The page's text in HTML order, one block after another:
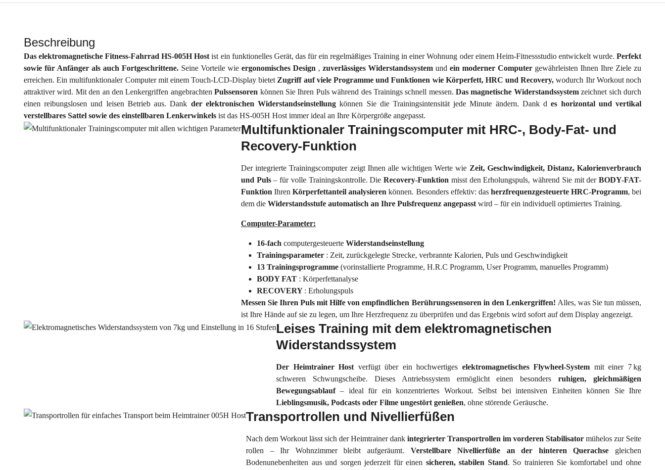
Beschreibung
Das elektromagnetische Fitness-FahrradHS-005H Hostist ein funktionelles Gerät, das für ein regelmäßiges Training in einer Wohnung oder einem Heim-Fitnessstudio entwickelt wurde.Perfekt
sowie für Anfänger als auch Fortgeschrittene. Seine Vorteile wie ergonomisches Design , zuverlässiges Widerstandssystem und ein moderner Computer gewährleisten Ihnen Ihre Ziele zu
erreichen. Ein multifunktionaler Computer mit einem Touch-LCD-Display bietet Zugriff auf viele Programme und Funktionen wie Körperfett, HRC und Recovery,wodurch Ihr Workout noch
attraktiver wird. Mit den an den Lenkergriffen angebrachtenPulssensoren können Sie Ihren Puls während des Trainings schnell messen.Dasmagnetische Widerstandssystemzeichnet sich durch
einen reibungslosen und leisen Betrieb aus. Dank der elektronischenWiderstandseinstellungkönnen Sie die Trainingsintensität jede Minute ändern. Dank des horizontal und vertikal
verstellbares Sattel sowie des einstellbaren Lenkerwinkels ist das HS-005H Host immer ideal an Ihre Körpergröße angepasst.
Multifunktionaler Trainingscomputer mit HRC-, Body-Fat- und
Recovery-Funktion
Der integrierte Trainingscomputer zeigt Ihnen alle wichtigen Werte wie Zeit, Geschwindigkeit, Distanz, Kalorienverbrauch
und Puls– für volle Trainingskontrolle. DieRecovery-Funktion misst den Erholungspuls, während Sie mit derBODY-FAT-
Funktion IhrenKörperfettanteil analysieren können. Besonders effektiv: das herzfrequenzgesteuerte HRC-Programm, bei
dem die Widerstandsstufe automatisch an Ihre Pulsfrequenz angepasst wird – für ein individuell optimiertes Training.
Computer-Parameter:
16-fach computergesteuerte Widerstandseinstellung
Trainingsparameter : Zeit, zurückgelegte Strecke, verbrannte Kalorien, Puls und Geschwindigkeit
13 Trainingsprogramme (vorinstallierte Programme, H.R.C Programm, User Programm, manuelles Programm)
BODY FAT : Körperfettanalyse
RECOVERY : Erholungspuls
Messen Sie Ihren Puls mit Hilfe von empfindlichen Berührungssensoren in den Lenkergriffen! Alles, was Sie tun müssen,
ist Ihre Hände auf sie zu legen, um Ihre Herzfrequenz zu überprüfen und das Ergebnis wird sofort auf dem Display angezeigt.
Leises Training mit dem elektromagnetischen
Widerstandssystem
Der Heimtrainer Host verfügt über ein hochwertiges elektromagnetisches Flywheel-System mit einer 7 kg
schweren Schwungscheibe. Dieses Antriebssystem ermöglicht einen besondersruhigen, gleichmäßigen
Bewegungsablauf– ideal für ein konzentriertes Workout. Selbst bei intensiven Einheiten können Sie Ihre
Lieblingsmusik, Podcasts oder Filme ungestört genießen, ohne störende Geräusche.
Transportrollen und Nivellierfüßen
Nach dem Workout lässt sich der Heimtrainer dank integrierter Transportrollen im vorderen Stabilisator mühelos zur Seite
rollen – Ihr Wohnzimmer bleibt aufgeräumt. Verstellbare Nivellierfüße an der hinteren Querachse gleichen
Bodenunebenheiten aus und sorgen jederzeit für einen sicheren, stabilen Stand. So trainieren Sie komfortabel und ohne